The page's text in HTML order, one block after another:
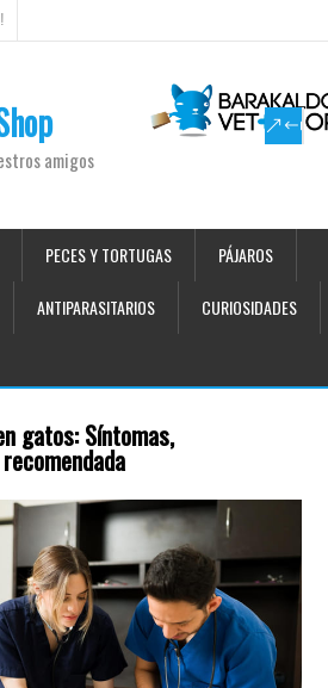
amigos
PECES Y TORTUGAS PÁJAROS
ANTIPARASITARIOS CURIOSIDADES
gatos: Síntomas,